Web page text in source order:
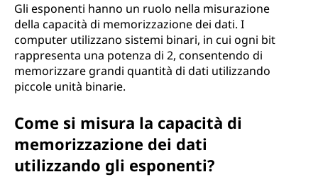
Gli esponenti hanno un ruolo nella misurazione
della capacità di memorizzazione dei dati. I
computer utilizzano sistemi binari, in cui ogni bit
rappresenta una potenza di 2, consentendo di
memorizzare grandi quantità di dati utilizzando
piccole unità binarie.
Come si misura la capacità di
memorizzazione dei dati
utilizzando gli esponenti?